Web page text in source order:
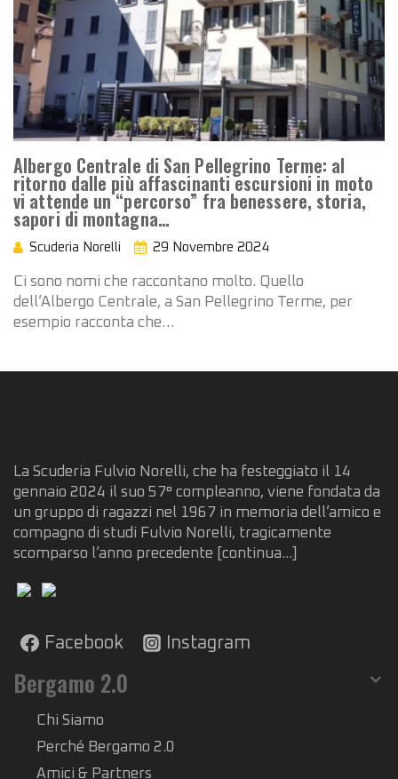
Albergo Centrale di San Pellegrino Terme: al
ritorno dalle più affascinanti escursioni in moto
vi attende un “percorso” fra benessere, storia,
sapori di montagna…
Scuderia Norelli 29 Novembre 2024
Ci sono nomi che raccontano molto. Quello
dell’Albergo Centrale, a San Pellegrino Terme, per
esempio racconta che…
La Scuderia Fulvio Norelli, che ha festeggiato il 14
gennaio 2024 il suo 57° compleanno, viene fondata da
un gruppo di ragazzi nel 1967 in memoria dell’amico e
compagno di studi Fulvio Norelli, tragicamente
scomparso l’anno precedente
[continua...]
Facebook Instagram
Bergamo 2.0
Chi Siamo
Perché Bergamo 2.0
Amici & Partners